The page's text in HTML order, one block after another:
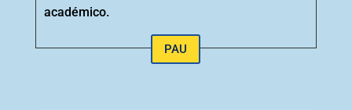
académico.
PAU